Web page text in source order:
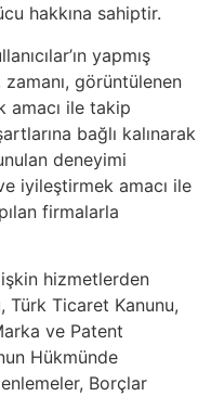
hakkına sahiptir.
yapmış
görüntülenen
amacı ile takip
bağlı kalınarak
deneyimi
iyileştirmek amacı ile
firmalarla
hizmetlerden
Türk Ticaret Kanunu,
ve Patent
Hükmünde
Borçlar